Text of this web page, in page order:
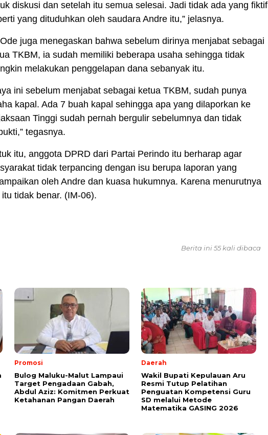
diskusi dan setelah itu semua selesai. Jadi tidak ada yang fiktif
yang dituduhkan oleh saudara Andre itu,” jelasnya.
juga menegaskan bahwa sebelum dirinya menjabat sebagai
TKBM, ia sudah memiliki beberapa usaha sehingga tidak
melakukan penggelapan dana sebanyak itu.
ini sebelum menjabat sebagai ketua TKBM, sudah punya
kapal. Ada 7 buah kapal sehingga apa yang dilaporkan ke
Tinggi sudah pernah bergulir sebelumnya dan tidak
tegasnya.
itu, anggota DPRD dari Partai Perindo itu berharap agar
tidak terpancing dengan isu berupa laporan yang
oleh Andre dan kuasa hukumnya. Karena menurutnya
itu tidak benar. (IM-06).
Berita ini 55 kali dibaca
Promosi
Bulog Maluku-Malut Lampaui
Target Pengadaan Gabah,
Abdul Aziz: Komitmen Perkuat
Ketahanan Pangan Daerah
Daerah
Wakil Bupati Kepulauan Aru
Resmi Tutup Pelatihan
Penguatan Kompetensi Guru
SD melalui Metode
Matematika GASING 2026